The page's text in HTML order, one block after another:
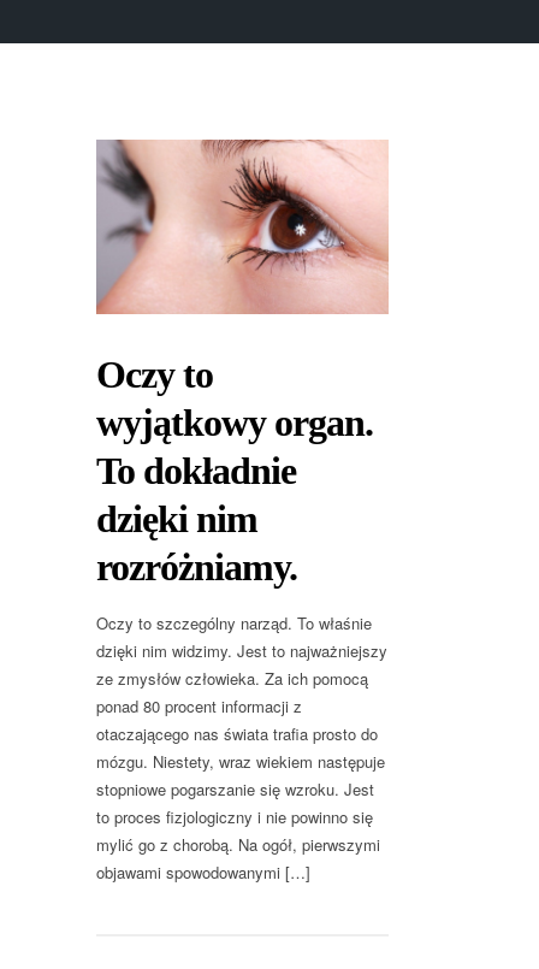
Oczy to
wyjątkowy organ.
To dokładnie
dzięki nim
rozróżniamy.
Oczy to szczególny narząd. To właśnie
dzięki nim widzimy. Jest to najważniejszy
ze zmysłów człowieka. Za ich pomocą
ponad 80 procent informacji z
otaczającego nas świata trafia prosto do
mózgu. Niestety, wraz wiekiem następuje
stopniowe pogarszanie się wzroku. Jest
to proces fizjologiczny i nie powinno się
mylić go z chorobą. Na ogół, pierwszymi
objawami spowodowanymi […]